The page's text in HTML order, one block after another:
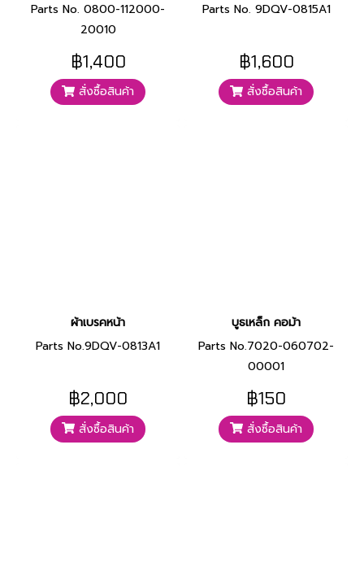
Parts No. 0800-112000-
20010
฿1,400
สั่งซื้อสินค้า
Parts No. 9DQV-0815A1
฿1,600
สั่งซื้อสินค้า
ผ้าเบรคหน้า
Parts No.9DQV-0813A1
฿2,000
สั่งซื้อสินค้า
บูธเหล็ก คอม้า
Parts No.7020-060702-
00001
฿150
สั่งซื้อสินค้า